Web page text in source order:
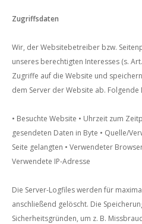
Zugriffsdaten
Wir, der Websitebetreiber bzw.
unseres berechtigten Interesses (s.
Zugriffe auf die Website und
dem Server der Website ab.
• Besuchte Website • Uhrzeit zum
gesendeten Daten in Byte • Quelle/
Seite gelangten • Verwendeter
Verwendete IP-Adresse
Die Server-Logfiles werden für
anschließend gelöscht. Die
Sicherheitsgründen, um z. B.